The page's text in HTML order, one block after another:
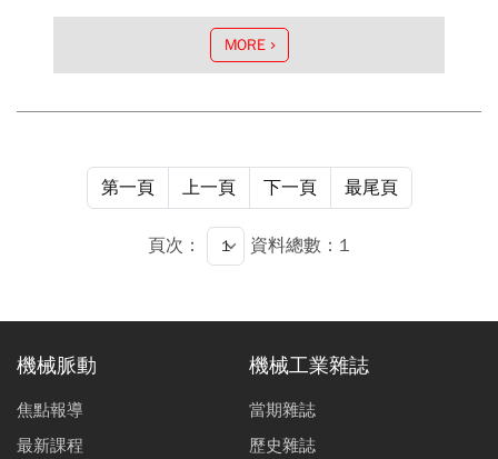
心」，以及臺南柳營「智慧機器人產業聚落」，
構建臺南「AI產業金三角」，提升產業競爭力，
助攻臺廠切入全球機器人供應鏈，在全球智慧機
MORE
第一頁 上一頁 下一頁 最尾頁
頁次： 資料總數：1
機械脈動
焦點報導
最新課程
機械工業雜誌
當期雜誌
歷史雜誌